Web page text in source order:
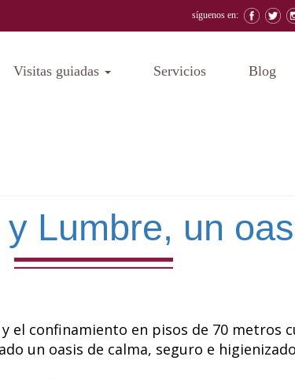
síguenos en:
Visitas guiadas Servicios Blog
Lumbre, un
confinamiento en pisos de 70 metros
un oasis de calma, seguro e